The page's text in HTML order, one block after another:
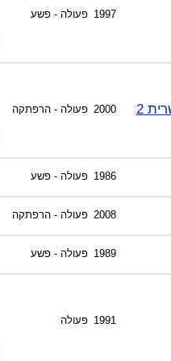
צוות דיוידי מאסטר ישיר.
1997 פעולה - פשע
2
2000 פעולה - הרפתקה
1986 פעולה - פשע
2008 פעולה - הרפתקה
1989 פעולה - פשע
1991 פעולה